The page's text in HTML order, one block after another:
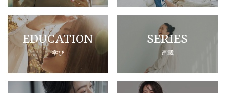
EDUCATION
学び
SERIES
連載